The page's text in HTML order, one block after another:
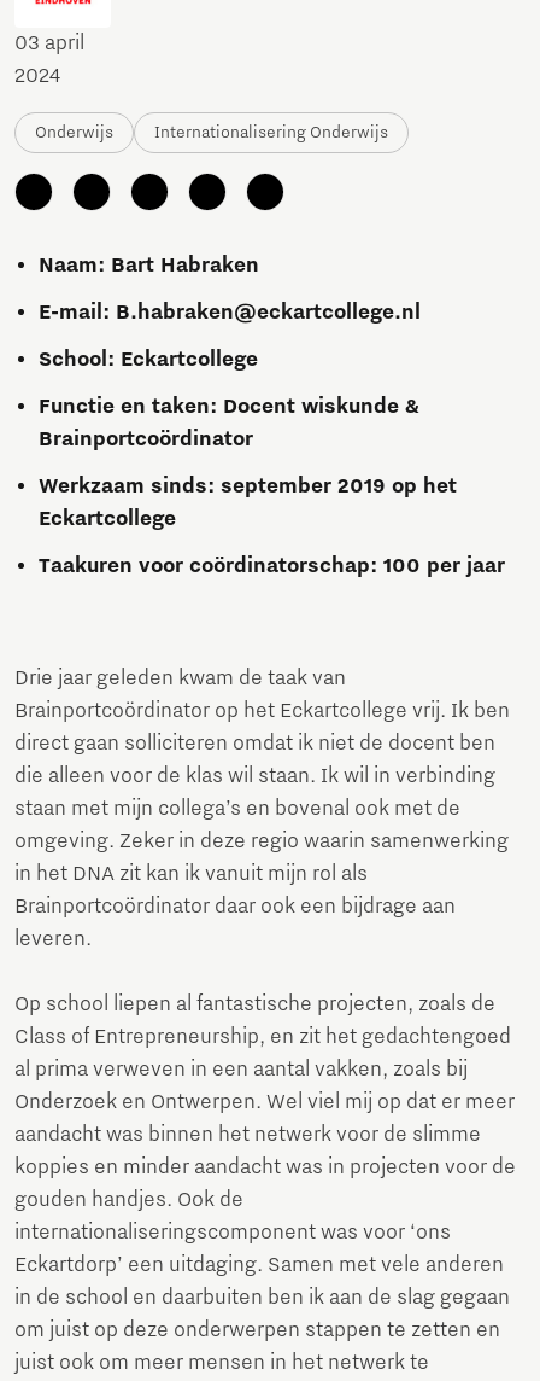
03 april
2024
Onderwijs Internationalisering Onderwijs
Naam: Bart Habraken
E-mail: B.habraken@eckartcollege.nl
School: Eckartcollege
Functie en taken: Docent wiskunde &
Brainportcoördinator
Werkzaam sinds: september 2019 op het
Eckartcollege
Taakuren voor coördinatorschap: 100 per jaar
Drie jaar geleden kwam de taak van
Brainportcoördinator op het Eckartcollege vrij. Ik ben
direct gaan solliciteren omdat ik niet de docent ben
die alleen voor de klas wil staan. Ik wil in verbinding
staan met mijn collega’s en bovenal ook met de
omgeving. Zeker in deze regio waarin samenwerking
in het DNA zit kan ik vanuit mijn rol als
Brainportcoördinator daar ook een bijdrage aan
leveren.
Op school liepen al fantastische projecten, zoals de
Class of Entrepreneurship, en zit het gedachtengoed
al prima verweven in een aantal vakken, zoals bij
Onderzoek en Ontwerpen. Wel viel mij op dat er meer
aandacht was binnen het netwerk voor de slimme
koppies en minder aandacht was in projecten voor de
gouden handjes. Ook de
internationaliseringscomponent was voor ‘ons
Eckartdorp’ een uitdaging. Samen met vele anderen
in de school en daarbuiten ben ik aan de slag gegaan
om juist op deze onderwerpen stappen te zetten en
juist ook om meer mensen in het netwerk te